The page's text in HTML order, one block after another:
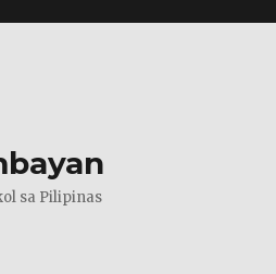
sa Pilipinas